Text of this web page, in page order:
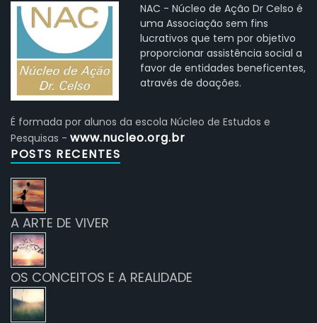
NAC - Núcleo de Ação Dr Celso é
uma Associação sem fins
lucrativos que tem por objetivo
proporcionar assistência social a
favor de entidades beneficentes,
através de doações.
É formada por alunos da escola Núcleo de Estudos e
Pesquisas - www.nucleo.org.br
POSTS RECENTES
A ARTE DE VIVER
OS CONCEITOS E A REALIDADE